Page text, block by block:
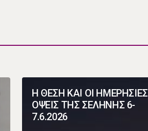
Η ΘΕΣΗ ΚΑΙ ΟΙ ΗΜΕΡΗΣΙΕΣ
ΟΨΕΙΣ ΤΗΣ ΣΕΛΗΝΗΣ 6-
7.6.2026